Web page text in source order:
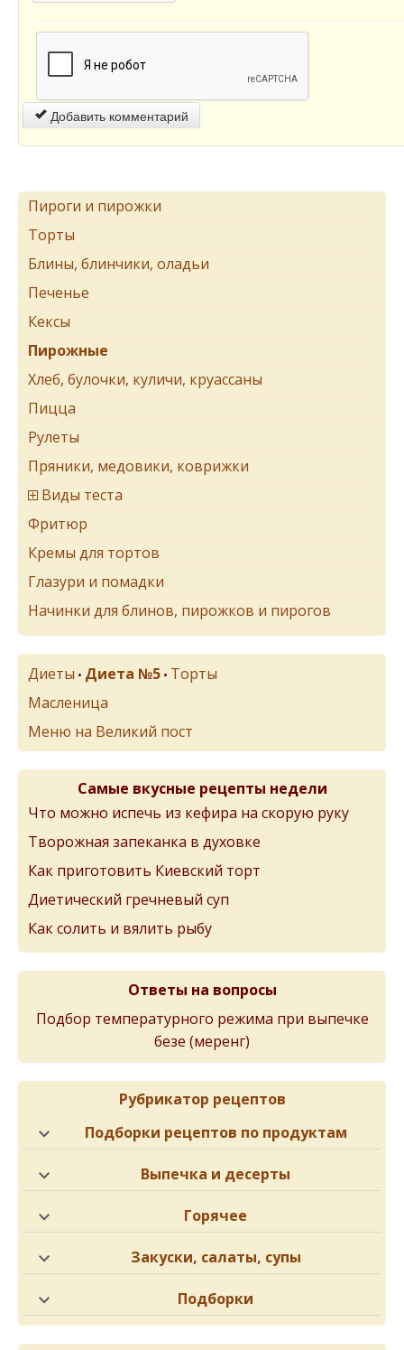
Добавить комментарий
Пироги и пирожки
Торты
Блины, блинчики, оладьи
Печенье
Кексы
Пирожные
Хлеб, булочки, куличи, круассаны
Пицца
Рулеты
Пряники, медовики, коврижки
Виды теста
Фритюр
Кремы для тортов
Глазури и помадки
Начинки для блинов, пирожков и пирогов
Диеты • Диета №5 • Торты
Масленица
Меню на Великий пост
Самые вкусные рецепты недели
Что можно испечь из кефира на скорую руку
Творожная запеканка в духовке
Как приготовить Киевский торт
Диетический гречневый суп
Как солить и вялить рыбу
Ответы на вопросы
Подбор температурного режима при выпечке
безе (меренг)
Рубрикатор рецептов
Подборки рецептов по продуктам
Выпечка и десерты
Горячее
Закуски, салаты, супы
Подборки